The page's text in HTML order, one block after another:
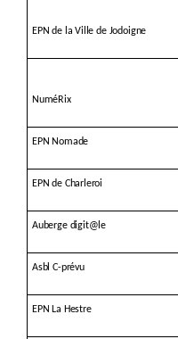
EPN de la Ville de Jodoigne
NuméRix
EPN Nomade
EPN de Charleroi
Auberge digit@le
Asbl C-prévu
EPN La Hestre